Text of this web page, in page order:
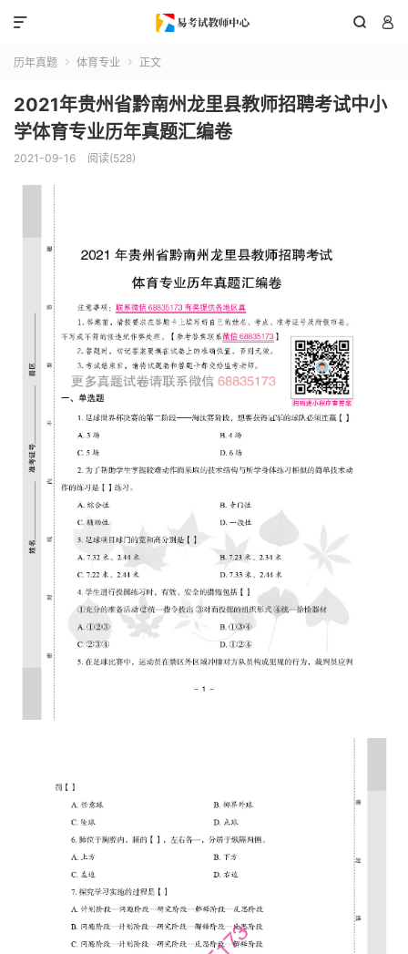
 

历年真题  体育专业  正文
2021年贵州省黔南州龙里县教师招聘考试中小
学体育专业历年真题汇编卷
2021-09-16 阅读(528)